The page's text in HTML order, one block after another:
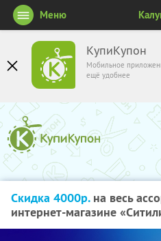
КупиКупон
Мобильное
ещё удобнее
Меню
Скидка 4000р.на весь
интернет-магазине